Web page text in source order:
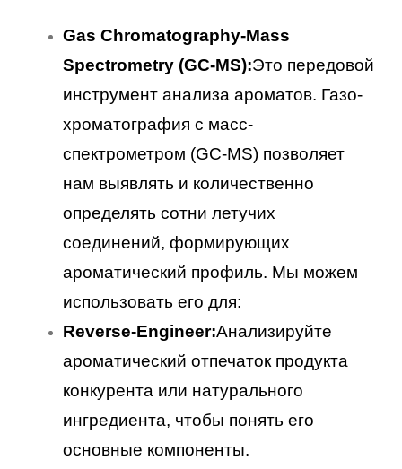
Gas Chromatography-Mass
Spectrometry (GC-MS):Это передовой
инструмент анализа ароматов. Газо-
хроматография с масс-
спектрометром (GC-MS) позволяет
нам выявлять и количественно
определять сотни летучих
соединений, формирующих
ароматический профиль. Мы можем
использовать его для:
Reverse-Engineer:Анализируйте
ароматический отпечаток продукта
конкурента или натурального
ингредиента, чтобы понять его
основные компоненты.